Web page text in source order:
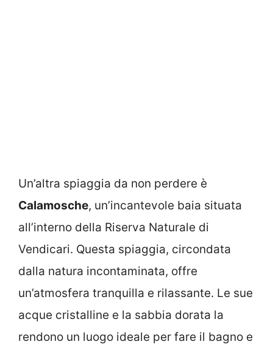
Un’altra spiaggia da non perdere è
Calamosche, un’incantevole baia situata
all’interno della Riserva Naturale di
Vendicari. Questa spiaggia, circondata
dalla natura incontaminata, offre
un’atmosfera tranquilla e rilassante. Le sue
acque cristalline e la sabbia dorata la
rendono un luogo ideale per fare il bagno e